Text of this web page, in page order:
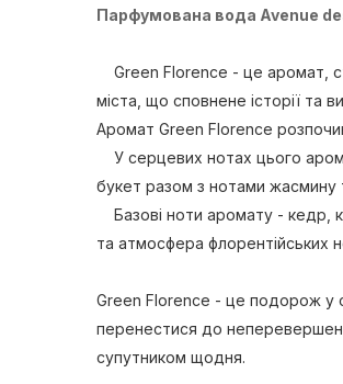
Парфумована вода Avenue
Green Florence - це аромат,
міста, що сповнене історії та
Аромат Green Florence
У серцевих нотах цього
букет разом з нотами жасмину
Базові ноти аромату - кедр,
та атмосфера флорентійських
Green Florence - це подорож у
перенестися до
супутником щодня.